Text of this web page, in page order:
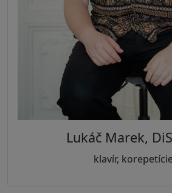
Lukáč Marek,
klavír, korepetície